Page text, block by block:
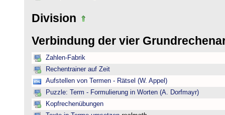
Division
Verbindung der vier
Zahlen-Fabrik
Rechentrainer auf Zeit
Aufstellen von Termen - Rätsel (W. Appel)
Puzzle: Term - Formulierung in Worten (A. Dorfmayr)
Kopfrechenübungen